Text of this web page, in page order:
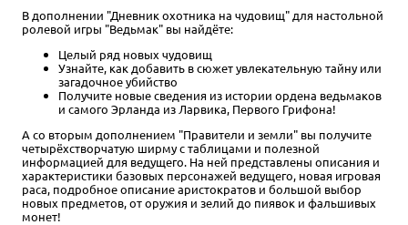
В дополнении "Дневник охотника на чудовищ" для настольной
ролевой игры "Ведьмак" вы найдёте:
Целый ряд новых чудовищ
Узнайте, как добавить в сюжет увлекательную тайну или
загадочное убийство
Получите новые сведения из истории ордена ведьмаков
и самого Эрланда из Ларвика, Первого Грифона!
А со вторым дополнением "Правители и земли" вы получите
четырёхстворчатую ширму с таблицами и полезной
информацией для ведущего. На ней представлены описания и
характеристики базовых персонажей ведущего, новая игровая
раса, подробное описание аристократов и большой выбор
новых предметов, от оружия и зелий до пиявок и фальшивых
монет!